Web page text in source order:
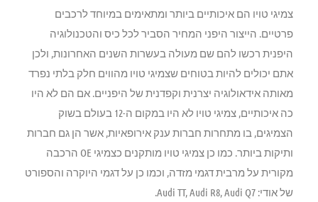
צמיגי טויו הם איכותיים ביותר ומתאימים במיוחד לרכבים
פרטיים. הייצור היפני המחיר הסביר לכל כיס והטכנולוגיה
היפנית רכשו להם שם מעולה בעשרות השנים האחרונות, ולכן
אתם יכולים להיות בטוחים שצמיגי טויו מהווים חלק בלתי נפרד
מאותה אידאולוגיה יצרנית וקפדנית של היפניים. אם הם לא היו
כה איכותיים, צמיגי טויו לא היו במקום ה-12 בעולם בשוק
הצמיגים, בו מתחרות חברות ענק אירופאיות, אשר הן גם חברות
ותיקות ביותר. כמו כן צמיגי טויו מותקנים כצמיגי OE הרכבה
מקורית על מרבית דגמי מזדה, וכמו כן על דגמי היוקרה והספורט
של אודי: Audi TT, Audi R8, Audi Q7.